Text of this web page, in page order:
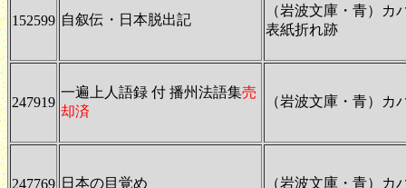
152599 自叙伝・日本脱出記
（岩波文庫・青）カ
表紙折れ跡
247919
一遍上人語録 付 播州法語集売
却済
（岩波文庫・青）カ
247769 日本の目覚め （岩波文庫・青）カ